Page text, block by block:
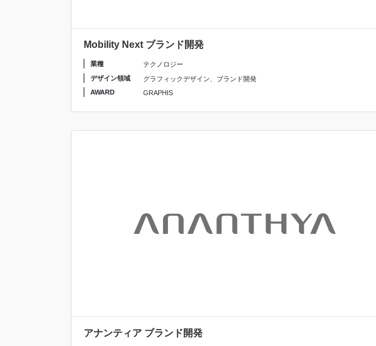
Mobility Next ブランド開発
業種
テクノロジー
デザイン領域
グラフィックデザイン
ブランド開発
AWARD
GRAPHIS
アナンティア ブランド開発